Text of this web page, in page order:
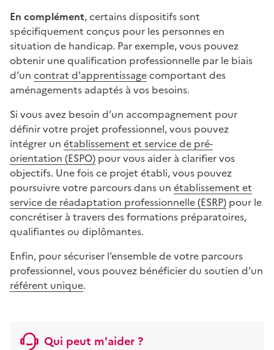
En complément, certains dispositifs sont
spécifiquement conçus pour les personnes en
situation de handicap. Par exemple, vous pouvez
obtenir une qualification professionnelle par le biais
d’un contrat d'apprentissagecomportant des
aménagements adaptés à vos besoins.
Si vous avez besoin d’un accompagnement pour
définir votre projet professionnel, vous pouvez
intégrer un établissement et service de pré-
orientation (ESPO) pour vous aider à clarifier vos
objectifs. Une fois ce projet établi, vous pouvez
poursuivre votre parcours dans un établissement et
service de réadaptation professionnelle (ESRP) pour le
concrétiser à travers des formations préparatoires,
qualifiantes ou diplômantes.
Enfin, pour sécuriser l’ensemble de votre parcours
professionnel, vous pouvez bénéficier du soutien d’un
référent unique.
Qui peut m'aider ?